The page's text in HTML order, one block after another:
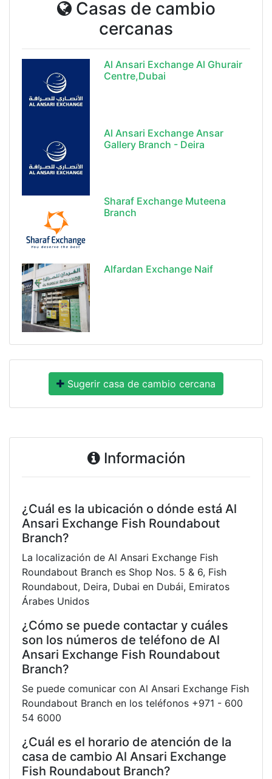
Casas de cambio
cercanas
Al Ansari Exchange Al Ghurair
Centre,Dubai
Al Ansari Exchange Ansar
Gallery Branch - Deira
Sharaf Exchange Muteena
Branch
Alfardan Exchange Naif
Sugerir casa de cambio cercana
Información
¿Cuál es la ubicación o dónde está Al
Ansari Exchange Fish Roundabout
Branch?
La localización de Al Ansari Exchange Fish
Roundabout Branch es Shop Nos. 5 & 6, Fish
Roundabout, Deira, Dubai en Dubái, Emiratos
Árabes Unidos
¿Cómo se puede contactar y cuáles
son los números de teléfono de Al
Ansari Exchange Fish Roundabout
Branch?
Se puede comunicar con Al Ansari Exchange Fish
Roundabout Branch en los teléfonos +971 - 600
54 6000
¿Cuál es el horario de atención de la
casa de cambio Al Ansari Exchange
Fish Roundabout Branch?